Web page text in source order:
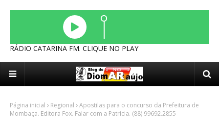
RÁDIO CATARINA FM. CLIQUE NO PLAY
Página inicial Regional
Apostilas para o concurso da Prefeitura de
Mombaça. Editora Fox. Falar com a Patrícia. (88) 99692.2855